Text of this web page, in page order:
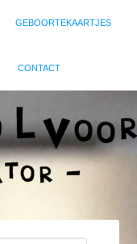
GEBOORTEKAARTJES
CONTACT